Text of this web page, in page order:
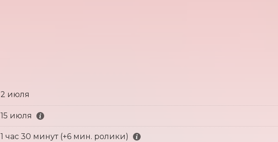
2 июля
15 июля
1 час 30 минут (+6 мин. ролики)